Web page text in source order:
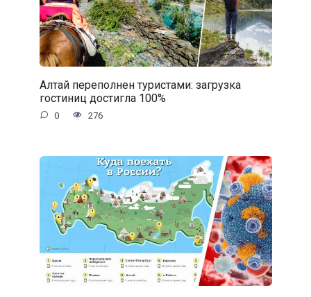
Алтай переполнен туристами: загрузка
гостиниц достигла 100%
0 276